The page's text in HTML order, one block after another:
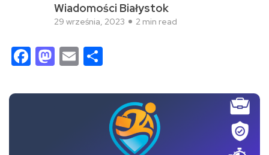
Wiadomości Białystok
29 września, 2023 2 min read
Facebook
Mastodon
Email